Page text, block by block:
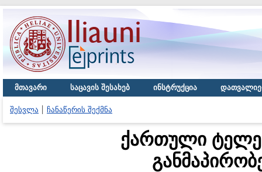
მთავარი საცავის შესახებ ინსტრუქცია
შესვლა ჩანაწერის შექმნა
ქართული